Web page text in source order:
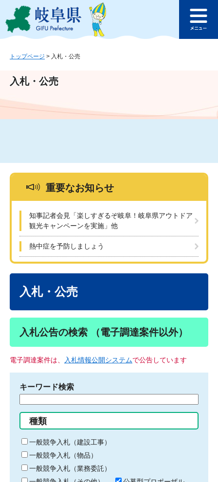
ジ
ュ
文
このページの本文へ
ュ
トップページ > 入札・公売
入札・公売
重要なお知らせ
知事記者会見「楽しすぎるぞ岐阜！岐阜県アウトドア
観光キャンペーンを実施」他
熱中症を予防しましょう
入札・公売
入札公告の検索 （電子調達案件以外）
電子調達案件は、 入札情報公開システムで公告しています
キーワード検索
る
キ
ー
ワ
ー
種類
一般競争入札（建設工事）
一般競争入札（物品）
一般競争入札（業務委託）